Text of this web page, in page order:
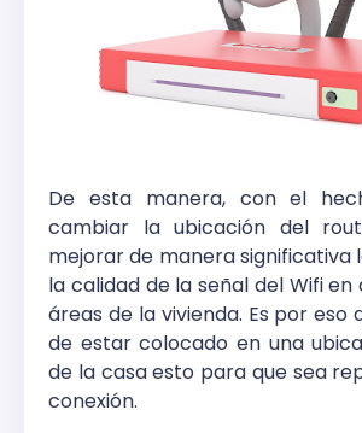
De esta manera, con el
cambiar la ubicación del
mejorar de manera significativa
la calidad de la señal del Wifi
áreas de la vivienda. Es por eso
de estar colocado en una
de la casa esto para que sea
conexión.